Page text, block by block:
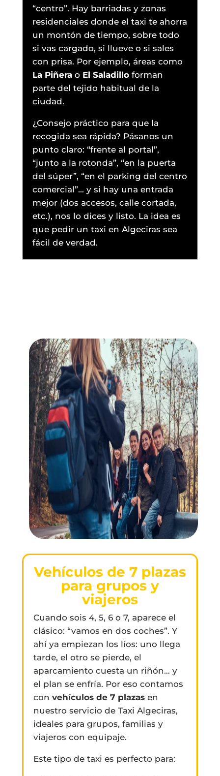
“centro”. Hay barriadas y zonas
residenciales donde el taxi te ahorra
un montón de tiempo, sobre todo
si vas cargado, si llueve o si sales
con prisa. Por ejemplo, áreas como
La Piñerao El Saladilloforman
parte del tejido habitual de la
ciudad.
¿Consejo práctico para que la
recogida sea rápida? Pásanos un
punto claro: “frente al portal”,
“junto a la rotonda”, “en la puerta
del súper”, “en el parking del centro
comercial”… y si hay una entrada
mejor (dos accesos, calle cortada,
etc.), nos lo dices y listo. La idea es
que pedir un taxi en Algeciras sea
fácil de verdad.
Vehículos de 7 plazas
para grupos y
viajeros
Cuando sois 4, 5, 6 o 7, aparece el
clásico: “vamos en dos coches”. Y
ahí ya empiezan los líos: uno llega
tarde, el otro se pierde, el
aparcamiento cuesta un riñón… y
el plan se enfría. Por eso contamos
con vehículos de 7 plazasen
nuestro servicio de Taxi Algeciras,
ideales para grupos, familias y
viajeros con equipaje.
Este tipo de taxi es perfecto para: